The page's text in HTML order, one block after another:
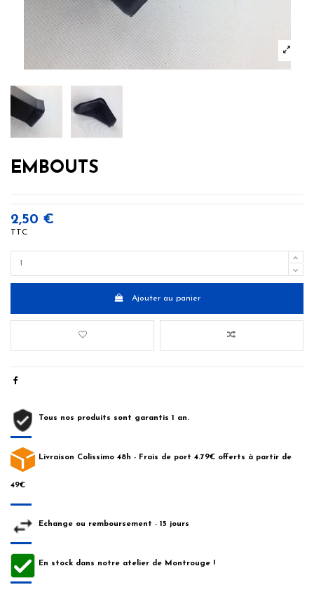
EMBOUTS
2,50 €
TTC
Ajouter au panier
Tous nos produits sont garantis 1 an.
Livraison Colissimo 48h - Frais de port 4.79€ offerts à partir de
49€
Echange ou remboursement - 15 jours
En stock dans notre atelier de Montrouge !